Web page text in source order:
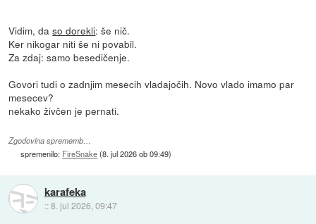
Vidim, daso dorekli: še nič.
Ker nikogar niti še ni povabil.
Za zdaj: samo besedičenje.
Govori tudi o zadnjim mesecih vladajočih. Novo vlado imamo par
mesecev?
nekako živčen je pernati.
Zgodovina sprememb…
spremenilo: FireSnake(8. jul 2026 ob 09:49)
karafeka
::8. jul 2026, 09:47